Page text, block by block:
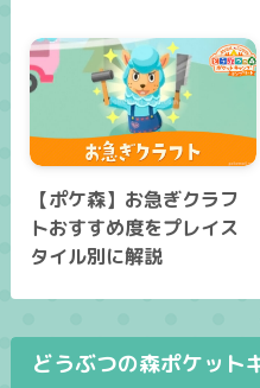
【ポケ森】お急ぎクラフ
トおすすめ度をプレイス
タイル別に解説
どうぶつの森ポケット